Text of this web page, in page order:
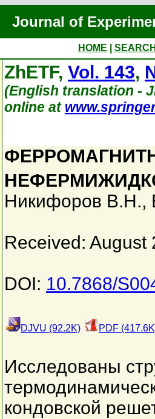
Journal of
HOME
ZhETF, Vol. 143,
(English translation -
online at
Никифоров В.Н.,
Received: August
DOI: 10.7868/
DJVU (92.2K) PDF
Исследованы
кондовской